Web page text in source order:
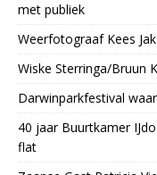
met publiek
Weerfotograaf Kees
Wiske Sterringa/Bruun
Darwinparkfestival
40 jaar Buurtkamer
flat